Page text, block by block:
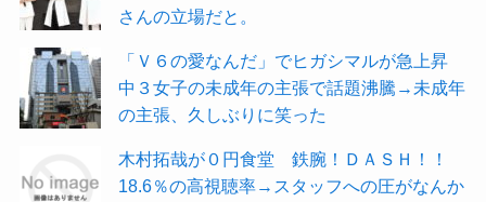
さんの立場だと。
「Ｖ６の愛なんだ」でヒガシマルが急上昇
中３女子の未成年の主張で話題沸騰→未成年
の主張、久しぶりに笑った
木村拓哉が０円食堂 鉄腕！ＤＡＳＨ！！
18.6％の高視聴率→スタッフへの圧がなんか